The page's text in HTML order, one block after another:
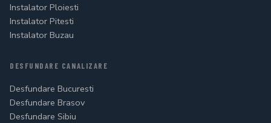
Instalator Ploiesti
Instalator Pitesti
Instalator Buzau
DESFUNDARE CANALIZARE
Desfundare Bucuresti
Desfundare Brasov
Desfundare Sibiu